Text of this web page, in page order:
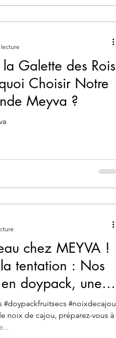
la Galette des Rois
Choisir Notre
Meyva ?
chez MEYVA !
tentation : Nos
doypack, une
!
#doypackfruitsecs #noixdecajou
noix de cajou, préparez-vous à